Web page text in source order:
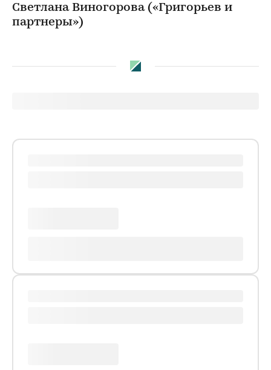
Светлана Виногорова («Григорьев и
партнеры»)